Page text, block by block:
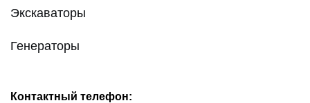
Экскаваторы
Генераторы
Контактный телефон: